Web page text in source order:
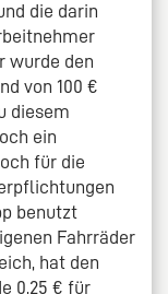
die darin
wurde den
von 100 €
diesem
ein
für die
benutzt
Fahrräder
hat den
0,25 € für